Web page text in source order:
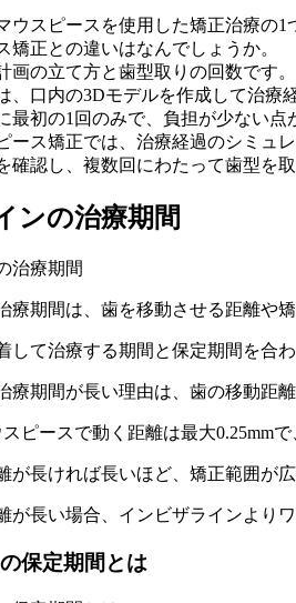
ウスピースを使用した矯正治療の1
矯正との違いはなんでしょうか。
画の立て方と歯型取りの回数です。
、口内の3Dモデルを作成して治療
最初の1回のみで、負担が少ない点
ース矯正では、治療経過のシミュ
確認し、複数回にわたって歯型を取
ンの治療期間
療期間は、歯を移動させる距離や
して治療する期間と保定期間を合
療期間が長い理由は、歯の移動距離
ピースで動く距離は最大0.25mm
が長ければ長いほど、矯正範囲が
が長い場合、インビザラインより
保定期間とは